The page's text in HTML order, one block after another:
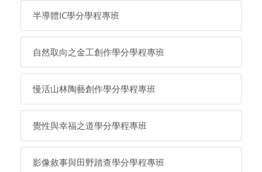
半導體IC學分學程專班
自然取向之金工創作學分學程專班
慢活山林陶藝創作學分學程專班
覺性與幸福之道學分學程專班
影像敘事與田野踏查學分學程專班